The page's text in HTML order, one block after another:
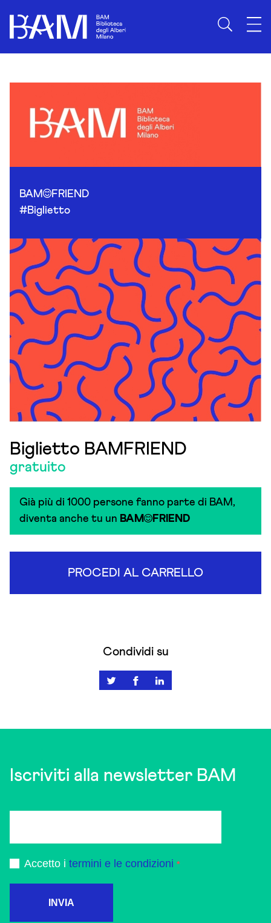
BAM
FRIEND
#Biglietto
Biglietto BAMFRIEND
gratuito
Già più di 1000 persone fanno parte di BAM,
diventa anche tu un BAM FRIEND
PROCEDI AL CARRELLO
Condividi su
Iscriviti alla newsletter BAM
Accetto i termini e le condizioni
INVIA